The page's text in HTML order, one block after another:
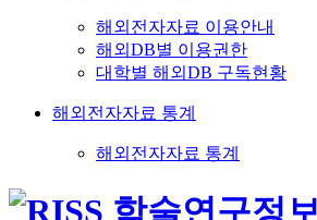
해외전자자료 이용안내
해외DB별 이용권한
대학별 해외DB 구독현황
해외전자자료 통계
해외전자자료 통계